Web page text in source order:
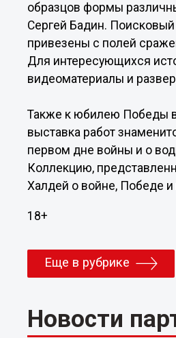
образцов формы
Сергей Бадин.
привезены с полей
Для интересующихся
видеоматериалы и
Также к юбилею Победы в
выставка работ
первом дне войны и о
Коллекцию,
Халдей о войне, Победе
18+
Еще в рубрике
Новости